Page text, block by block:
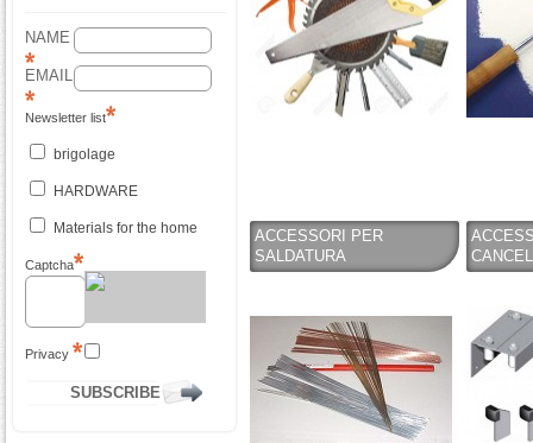
NAME
EMAIL
Newsletter list
brigolage
HARDWARE
Materials for the home
Captcha
Privacy
ACCESSORI PER
SALDATURA